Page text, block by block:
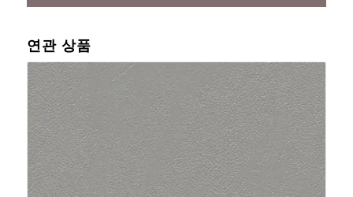
연관 상품